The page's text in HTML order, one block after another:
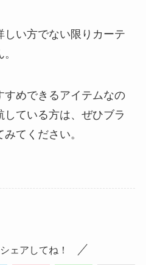
しい方でない限りカーテ
すめできるアイテムなの
ている方は、ぜひブラ
てください。
ェアしてね！